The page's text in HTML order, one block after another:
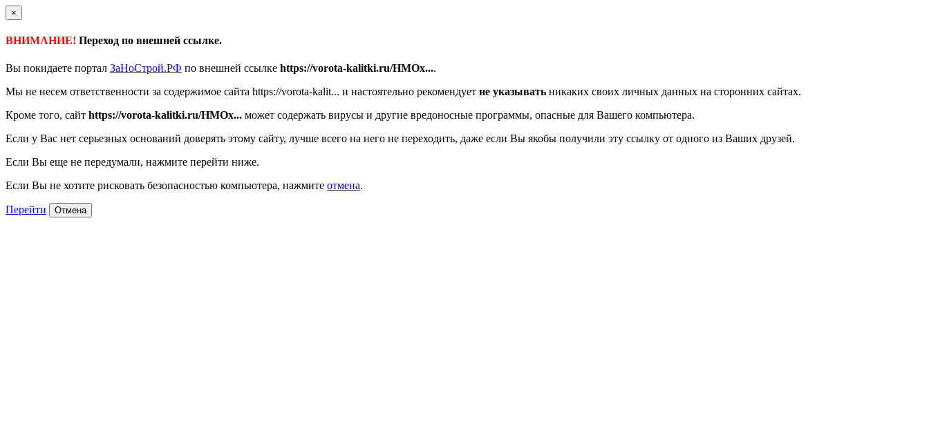
×
ВНИМАНИЕ! Переход по внешней ссылке.
Вы покидаете портал ЗаНоСтрой.РФ по внешней ссылке https://vorota-kalitki.ru/HMOx....
Мы не несем ответственности за содержимое сайта https://vorota-kalit... и настоятельно рекомендует не указывать никаких своих личных данных на сторонних сайтах.
Кроме того, сайт https://vorota-kalitki.ru/HMOx... может содержать вирусы и другие вредоносные программы, опасные для Вашего компьютера.
Если у Вас нет серьезных оснований доверять этому сайту, лучше всего на него не переходить, даже если Вы якобы получили эту ссылку от одного из Ваших друзей.
Если Вы еще не передумали, нажмите перейти ниже.
Если Вы не хотите рисковать безопасностью компьютера, нажмите отмена.
Перейти Отмена